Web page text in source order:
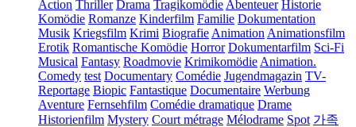
Action Thriller Drama Tragikomödie Abenteuer Historie
Komödie Romanze Kinderfilm Familie Dokumentation
Musik Kriegsfilm Krimi Biografie Animation Animationsfilm
Erotik Romantische Komödie Horror Dokumentarfilm Sci-Fi
Musical Fantasy Roadmovie Krimikomödie Animation.
Comedy test Documentary Comédie Jugendmagazin TV-
Reportage Biopic Fantastique Documentaire Werbung
Aventure Fernsehfilm Comédie dramatique Drame
Historienfilm Mystery Court métrage Mélodrame Spot 가족